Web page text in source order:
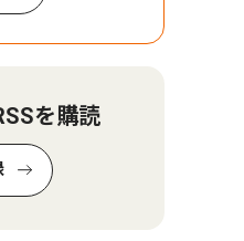
を購読